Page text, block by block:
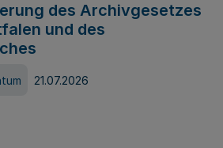
des Archivgesetzes
und des
21.07.2026